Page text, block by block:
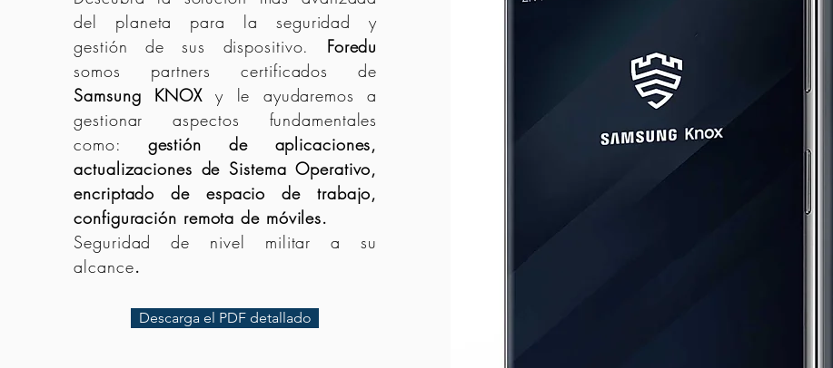
del planeta para la seguridad y
gestión de sus dispositivo. Foredu
somos partners certificados de
Samsung KNOXy le ayudaremos a
gestionar aspectos fundamentales
como: gestión de aplicaciones,
actualizaciones de Sistema Operativo,
encriptado de espacio de trabajo,
configuración remota de móviles.
Seguridad de nivel militar a su
alcance.
Descarga el PDF detallado